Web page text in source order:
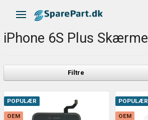
Skifte navigation
iPhone 6S Plus Skærme
Filtre
POPULÆR
OEM
POPULÆR
OEM